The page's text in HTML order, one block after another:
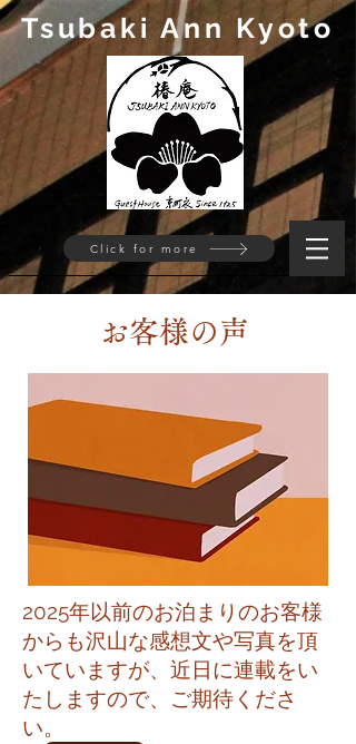
Tsubaki Ann Kyoto
Click for more
​お客様の声
2025年以前のお泊まりのお客様
からも沢山な感想文や写真を頂
いていますが、近日に連載をい
たしますので、ご期待くださ
い。